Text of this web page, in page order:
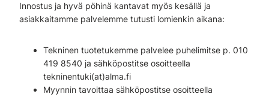
Innostus ja hyvä pöhinä kantavat myös kesällä ja
asiakkaitamme palvelemme tutusti lomienkin aikana:
Tekninen tuotetukemme palvelee puhelimitse p. 010
419 8540 ja sähköpostitse osoitteella
tekninentuki(at)alma.fi
Myynnin tavoittaa sähköpostitse osoitteella